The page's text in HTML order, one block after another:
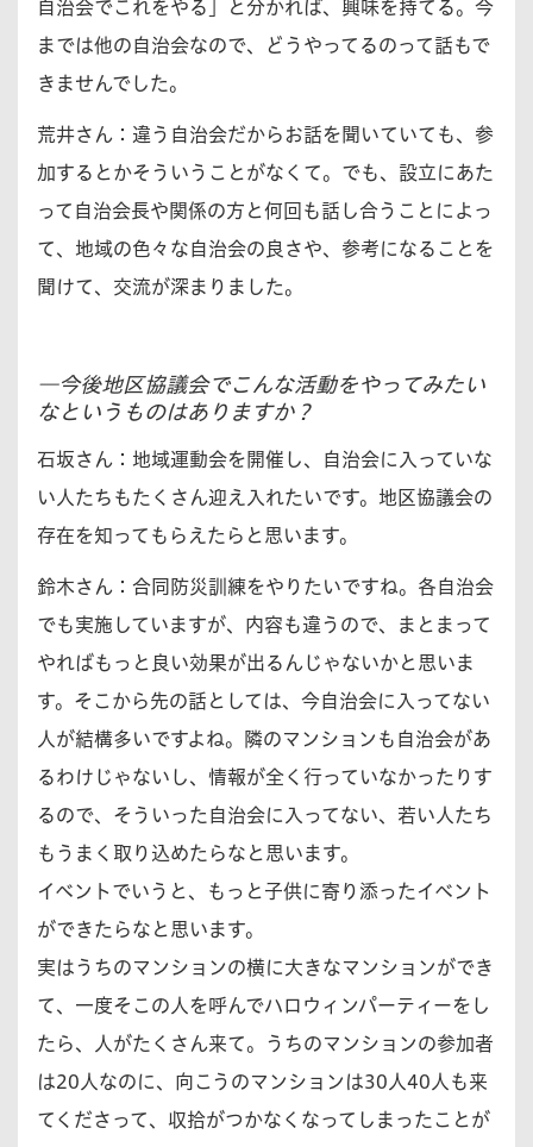
自治会でこれをやる」と分かれば、興味を持てる。今
までは他の自治会なので、どうやってるのって話もで
きませんでした。
荒井さん： 違う自治会だからお話を聞いていても、参
加するとかそういうことがなくて。でも、設立にあた
って自治会長や関係の方と何回も話し合うことによっ
て、地域の色々な自治会の良さや、参考になることを
聞けて、交流が深まりました。
―今後地区協議会でこんな活動をやってみたい
なというものはありますか？
石坂さん： 地域運動会を開催し、自治会に入っていな
い人たちもたくさん迎え入れたいです。地区協議会の
存在を知ってもらえたらと思います。
鈴木さん： 合同防災訓練をやりたいですね。各自治会
でも実施していますが、内容も違うので、まとまって
やればもっと良い効果が出るんじゃないかと思いま
す。そこから先の話としては、今自治会に入ってない
人が結構多いですよね。隣のマンションも自治会があ
るわけじゃないし、情報が全く行っていなかったりす
るので、そういった自治会に入ってない、若い人たち
もうまく取り込めたらなと思います。
イベントでいうと、もっと子供に寄り添ったイベント
ができたらなと思います。
実はうちのマンションの横に大きなマンションができ
て、一度そこの人を呼んでハロウィンパーティーをし
たら、人がたくさん来て。うちのマンションの参加者
は20人なのに、向こうのマンションは30人40人も来
てくださって、収拾がつかなくなってしまったことが